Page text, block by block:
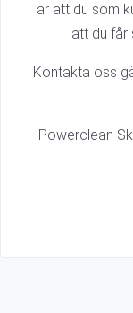
är att du som
att du får
Kontakta oss
Powerclean